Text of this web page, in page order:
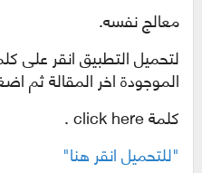
معالج نفسه.
لتحميل التطبيق انقر على
الموجودة اخر المقالة ثم
كلمةclick here .
"للتحميل انقر هنا"